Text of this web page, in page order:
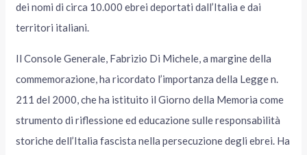
dei nomi di circa 10.000 ebrei deportati dall’Italia e dai
territori italiani.
Il Console Generale, Fabrizio Di Michele, a margine della
commemorazione, ha ricordato l’importanza della Legge n.
211 del 2000, che ha istituito il Giorno della Memoria come
strumento di riflessione ed educazione sulle responsabilità
storiche dell’Italia fascista nella persecuzione degli ebrei. Ha